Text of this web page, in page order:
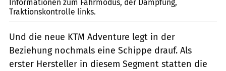
Informationen zum Fahrmodus, der Dämpfung,
Traktionskontrolle links.
Und die neue KTM Adventure legt in der
Beziehung nochmals eine Schippe drauf. Als
erster Hersteller in diesem Segment statten die